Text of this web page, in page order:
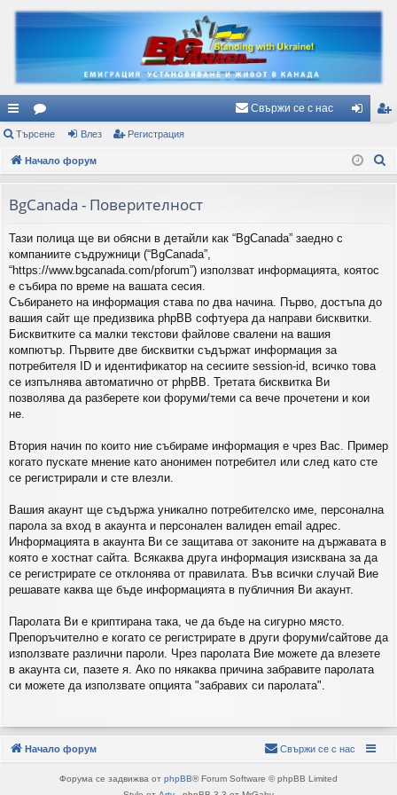
ъ
рз
вр
ъз
ки
ор
ум
Свържи се с нас
з ис
Търсене Влез Регистрация
Начало форум
BgCanada - Поверителност
Тази полица ще ви обясни в детайли как “BgCanada” заедно с
компаниите съдружници (“BgCanada”,
“https://www.bgcanada.com/pforum”) използват информацията, коятос
е събира по време на вашата сесия.
Събирането на информация става по два начина. Първо, достъпа до
вашия сайт ще предизвика phpBB софтуера да направи бисквитки.
Бисквитките са малки текстови файлове свалени на вашия
компютър. Първите две бисквитки съдържат информация за
потребителя ID и идентификатор на сесиите session-id, всичко това
се изпълнява автоматично от phpBB. Третата бисквитка Ви
позволява да разберете кои форуми/теми са вече прочетени и кои
не.
Втория начин по които ние събираме информация е чрез Вас. Пример
когато пускате мнение като анонимен потребител или след като сте
се регистрирали и сте влезли.
Вашия акаунт ще съдържа уникално потребителско име, персонална
парола за вход в акаунта и персонален валиден email адрес.
Информацията в акаунта Ви се защитава от законите на държавата в
която е хостнат сайта. Всякаква друга информация изисквана за да
се регистрирате се отклонява от правилата. Във всички случай Вие
решавате каква ще бъде информацията в публичния Ви акаунт.
Паролата Ви е криптирана така, че да бъде на сигурно място.
Препоръчително е когато се регистрирате в други форуми/сайтове да
използвате различни пароли. Чрез паролата Вие можете да влезете
в акаунта си, пазете я. Ако по някаква причина забравите паролата
си можете да използвате опцията "забравих си паролата".
Начало форум Свържи се с нас
Форума се задвижва от phpBB® Forum Software © phpBB Limited